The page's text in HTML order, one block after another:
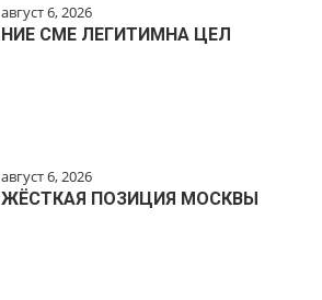
август 6, 2026
НИЕ СМЕ ЛЕГИТИМНА ЦЕЛ
август 6, 2026
ЖЁСТКАЯ ПОЗИЦИЯ МОСКВЫ